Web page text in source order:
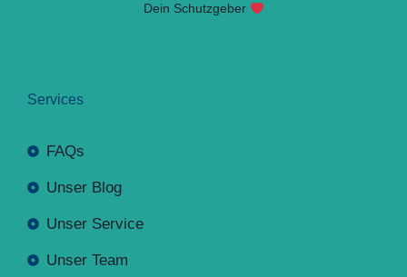
Dein Schutzgeber
Services
FAQs
Unser Blog
Unser Service
Unser Team